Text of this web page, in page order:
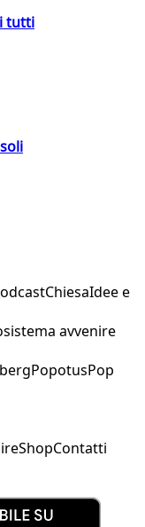
tutti
ChiesaIdee e
avvenire
PopotusPop
ShopContatti